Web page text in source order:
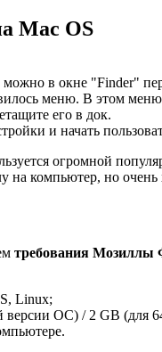
Mac OS
в окне "Finder"
меню. В этом
его в док.
и начать
огромной
на компьютер, но очень
требования Мозиллы
Linux;
версии ОС) / 2 GB (для